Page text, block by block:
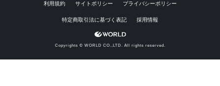
利用規約 サイトポリシー プライバシーポリシー
特定商取引法に基づく表記 採用情報
Copyrights © WORLD CO.,LTD. All rights reserved.